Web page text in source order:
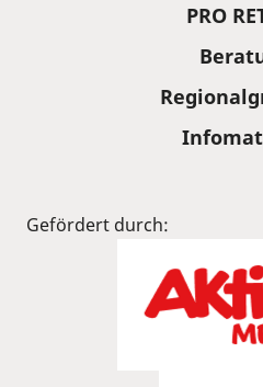
PRO
Gefördert durch: